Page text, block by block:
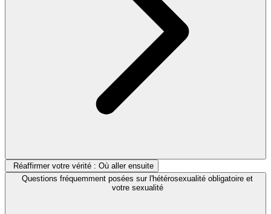
Réaffirmer votre vérité : Où aller ensuite
Questions fréquemment posées sur l'hétérosexualité obligatoire et
votre sexualité